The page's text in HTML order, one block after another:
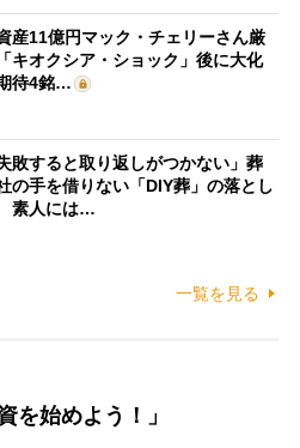
資産11億円マック・チェリーさん厳
キオクシア・ショック」後に大化
待4銘…
失敗すると取り返しがつかない」葬
の手を借りない「DIY葬」の落とし
素人には…
一覧を見る
を始めよう！」